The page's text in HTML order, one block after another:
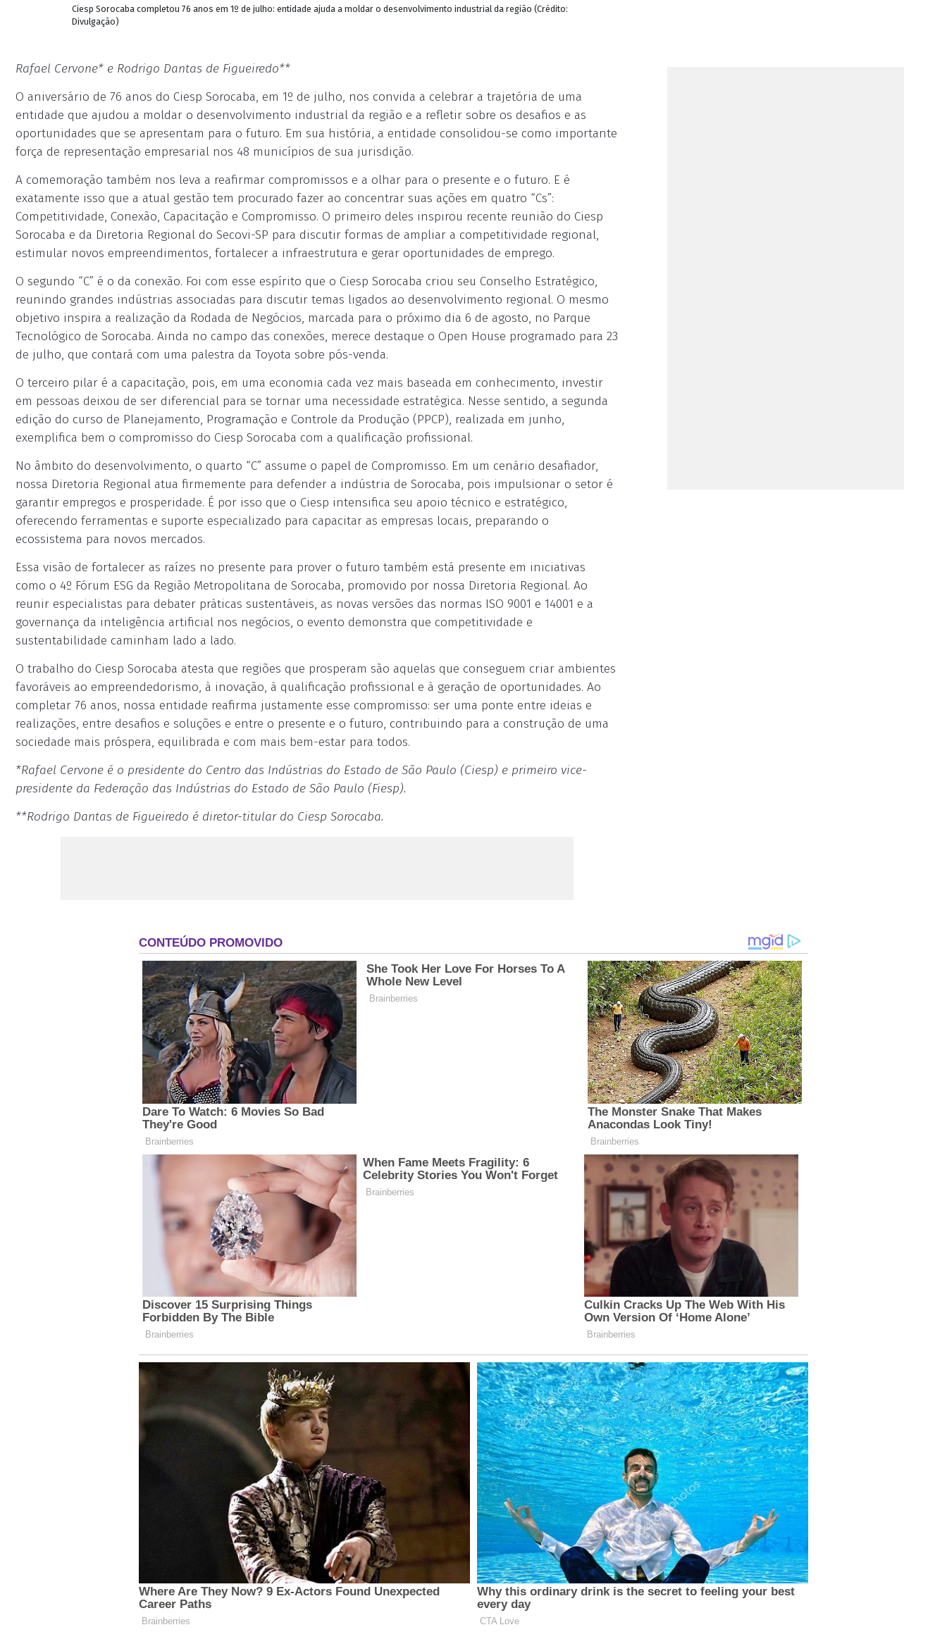
Ciesp Sorocaba completou 76 anos em 1º de julho: entidade ajuda a moldar o desenvolvimento industrial da região (Crédito:
Divulgação)
Rafael Cervone* e Rodrigo Dantas de Figueiredo**
O aniversário de 76 anos do Ciesp Sorocaba, em 1º de julho, nos convida a celebrar a trajetória de uma
entidade que ajudou a moldar o desenvolvimento industrial da região e a refletir sobre os desafios e as
oportunidades que se apresentam para o futuro. Em sua história, a entidade consolidou-se como importante
força de representação empresarial nos 48 municípios de sua jurisdição.
A comemoração também nos leva a reafirmar compromissos e a olhar para o presente e o futuro. E é
exatamente isso que a atual gestão tem procurado fazer ao concentrar suas ações em quatro “Cs”:
Competitividade, Conexão, Capacitação e Compromisso. O primeiro deles inspirou recente reunião do Ciesp
Sorocaba e da Diretoria Regional do Secovi-SP para discutir formas de ampliar a competitividade regional,
estimular novos empreendimentos, fortalecer a infraestrutura e gerar oportunidades de emprego.
O segundo “C” é o da conexão. Foi com esse espírito que o Ciesp Sorocaba criou seu Conselho Estratégico,
reunindo grandes indústrias associadas para discutir temas ligados ao desenvolvimento regional. O mesmo
objetivo inspira a realização da Rodada de Negócios, marcada para o próximo dia 6 de agosto, no Parque
Tecnológico de Sorocaba. Ainda no campo das conexões, merece destaque o Open House programado para 23
de julho, que contará com uma palestra da Toyota sobre pós-venda.
O terceiro pilar é a capacitação, pois, em uma economia cada vez mais baseada em conhecimento, investir
em pessoas deixou de ser diferencial para se tornar uma necessidade estratégica. Nesse sentido, a segunda
edição do curso de Planejamento, Programação e Controle da Produção (PPCP), realizada em junho,
exemplifica bem o compromisso do Ciesp Sorocaba com a qualificação profissional.
No âmbito do desenvolvimento, o quarto “C” assume o papel de Compromisso. Em um cenário desafiador,
nossa Diretoria Regional atua firmemente para defender a indústria de Sorocaba, pois impulsionar o setor é
garantir empregos e prosperidade. É por isso que o Ciesp intensifica seu apoio técnico e estratégico,
oferecendo ferramentas e suporte especializado para capacitar as empresas locais, preparando o
ecossistema para novos mercados.
Essa visão de fortalecer as raízes no presente para prover o futuro também está presente em iniciativas
como o 4º Fórum ESG da Região Metropolitana de Sorocaba, promovido por nossa Diretoria Regional. Ao
reunir especialistas para debater práticas sustentáveis, as novas versões das normas ISO 9001 e 14001 e a
governança da inteligência artificial nos negócios, o evento demonstra que competitividade e
sustentabilidade caminham lado a lado.
O trabalho do Ciesp Sorocaba atesta que regiões que prosperam são aquelas que conseguem criar ambientes
favoráveis ao empreendedorismo, à inovação, à qualificação profissional e à geração de oportunidades. Ao
completar 76 anos, nossa entidade reafirma justamente esse compromisso: ser uma ponte entre ideias e
realizações, entre desafios e soluções e entre o presente e o futuro, contribuindo para a construção de uma
sociedade mais próspera, equilibrada e com mais bem-estar para todos.
*Rafael Cervone é o presidente do Centro das Indústrias do Estado de São Paulo (Ciesp) e primeiro vice-
presidente da Federação das Indústrias do Estado de São Paulo (Fiesp).
**Rodrigo Dantas de Figueiredo é diretor-titular do Ciesp Sorocaba.